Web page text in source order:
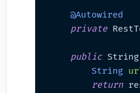
@Autowired
private
public String
String
return